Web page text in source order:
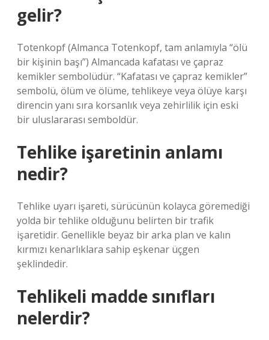
gelir?
Totenkopf (Almanca Totenkopf, tam anlamıyla “ölü
bir kişinin başı”) Almancada kafatası ve çapraz
kemikler sembolüdür. “Kafatası ve çapraz kemikler”
sembolü, ölüm ve ölüme, tehlikeye veya ölüye karşı
direncin yanı sıra korsanlık veya zehirlilik için eski
bir uluslararası semboldür.
Tehlike işaretinin anlamı
nedir?
Tehlike uyarı işareti, sürücünün kolayca göremediği
yolda bir tehlike olduğunu belirten bir trafik
işaretidir. Genellikle beyaz bir arka plan ve kalın
kırmızı kenarlıklara sahip eşkenar üçgen
şeklindedir.
Tehlikeli madde sınıfları
nelerdir?